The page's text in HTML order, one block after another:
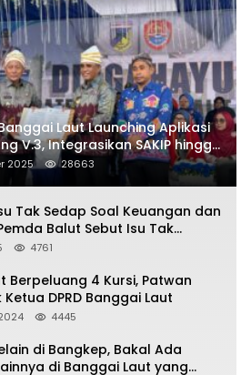
Laut Launching Aplikasi
V.3, Integrasikan SAKIP hingga
Layanan Publik
2025 28663
Tak Sedap Soal Keuangan dan
Balut Sebut Isu Tak
4761
Berpeluang 4 Kursi, Patwan
Ketua DPRD Banggai Laut
4445
di Bangkep, Bakal Ada
di Banggai Laut yang